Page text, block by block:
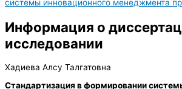
системы инновационного менеджмента
Информация о
исследовании
Хадиева Алсу Талгатовна
Стандартизация в формировании